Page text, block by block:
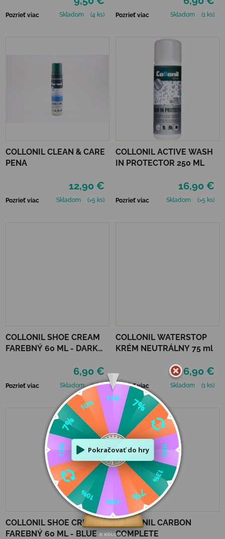
Pozrieť viac Skladom (4 ks) Pozrieť viac Skladom (1 ks)
COLLONIL CLEAN & CARE
PENA
12,90 €
Pozrieť viac Skladom (>5 ks)
COLLONIL ACTIVE WASH
IN PROTECTOR 250 ML
16,90 €
Pozrieť viac Skladom (>5 ks)
COLLONIL SHOE CREAM
FAREBNÝ 60 ML - DARK
6,90 €
Pozrieť viac Skladom (2 ks)
COLLONIL WATERSTOP
KRÉM NEUTRÁLNY 75 ml
6,90 €
Pozrieť viac Skladom (1 ks)
COLLONIL SHOE CREAM
FAREBNÝ 60 ML - BLUE
COLLONIL CARBON
COMPLETE